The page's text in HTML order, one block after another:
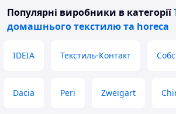
Популярні виробники в категорії
домашнього текстилю та horeca
IDEIA Текстиль-Контакт
Dacia Peri Zweigart